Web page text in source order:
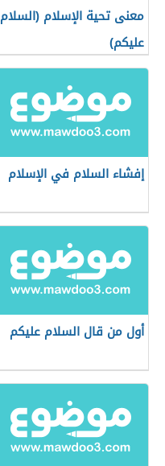
معنى تحية الإسلام (السلام
عليكم)
إفشاء السلام في الإسلام
أول من قال السلام عليكم